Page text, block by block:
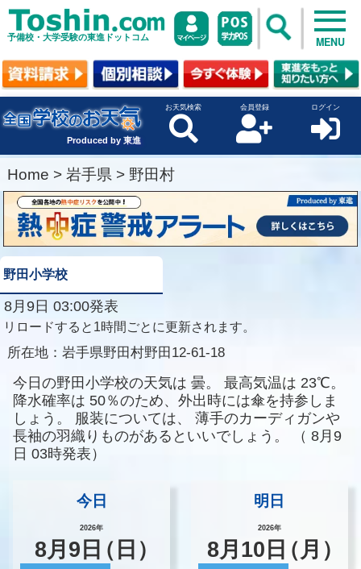
予備校・大学受験の東進ドットコム MENU
Produced by 東進
お天気検索 会員登録 ログイン
Home > 岩手県 > 野田村
野田小学校
8月9日 03:00発表
リロードすると1時間ごとに更新されます。
所在地： 岩手県野田村野田12-61-18
今日の野田小学校の天気は 曇。 最高気温は 23℃。
降水確率は 50％のため、外出時には傘を持参しま
しょう。
服装については、
薄手のカーディガンや
長袖の羽織りものがあるといいでしょう。
（ 8月9
日 03時発表）
今日
2026年
8月 9 日（日）
明日
2026年
8月 10 日（月）